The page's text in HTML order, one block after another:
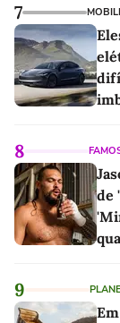
7
8
de
9